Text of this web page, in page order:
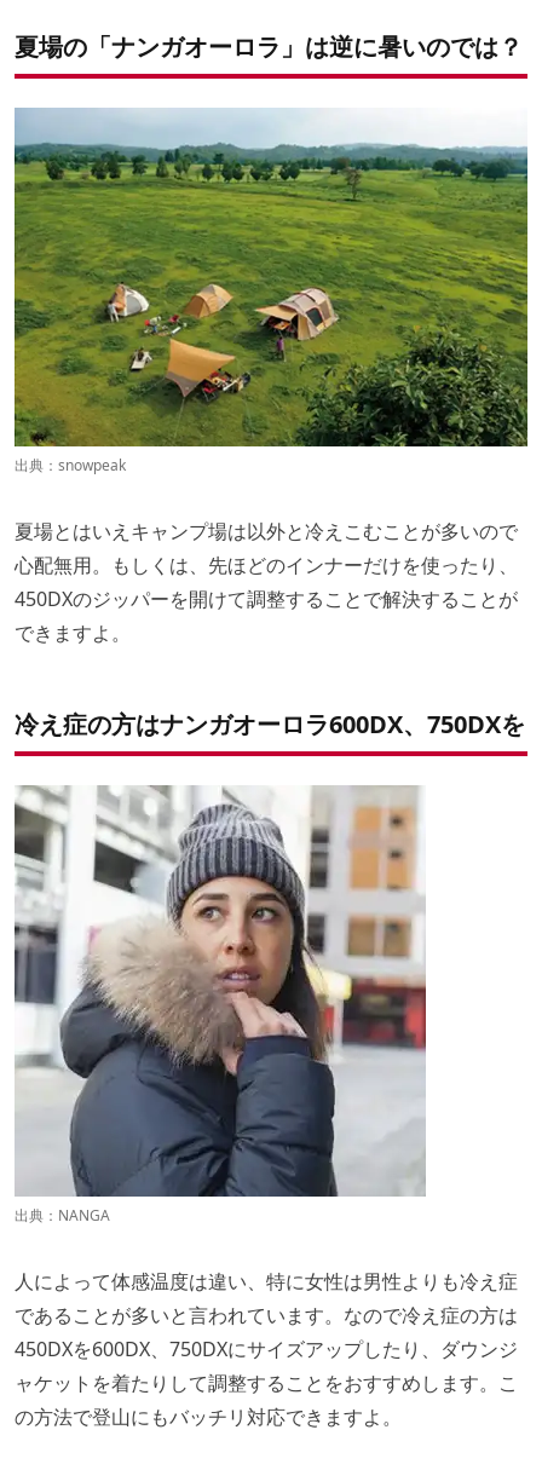
夏場の「ナンガオーロラ」は逆に暑いのでは？
出典： snowpeak
夏場とはいえキャンプ場は以外と冷えこむことが多いので
心配無用。もしくは、先ほどのインナーだけを使ったり、
450DXのジッパーを開けて調整することで解決することが
できますよ。
冷え症の方はナンガオーロラ600DX、750DXを
出典： NANGA
人によって体感温度は違い、特に女性は男性よりも冷え症
であることが多いと言われています。なので冷え症の方は
450DXを600DX、750DXにサイズアップしたり、ダウンジ
ャケットを着たりして調整することをおすすめします。こ
の方法で登山にもバッチリ対応できますよ。